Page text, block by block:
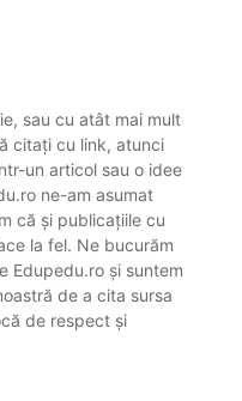
sau cu atât mai mult
citați cu link, atunci
un articol sau o idee
ne-am asumat
că și publicațiile cu
la fel. Ne bucurăm
Edupedu.ro și suntem
de a cita sursa
de respect și